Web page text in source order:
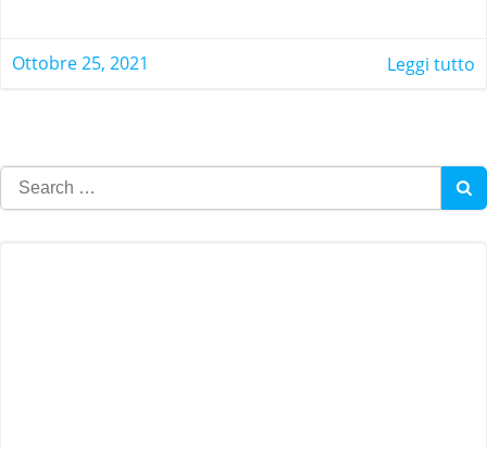
Ottobre 25, 2021 Leggi tutto
Search
for: